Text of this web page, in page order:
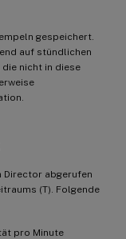
gespeichert.
auf stündlichen
die nicht in diese
Director abgerufen
(T). Folgende
pro Minute